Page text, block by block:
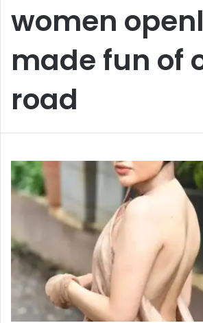
women
made fun of
road